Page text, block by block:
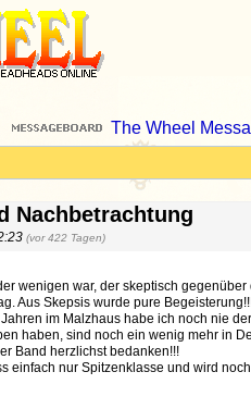
The Wheel
Nachbetrachtung
(vor 422 Tagen)
wenigen war, der skeptisch
Aus Skepsis wurde pure
im Malzhaus habe ich noch nie
haben, sind noch ein wenig mehr in
Band herzlichst bedanken!!!
einfach nur Spitzenklasse und wird